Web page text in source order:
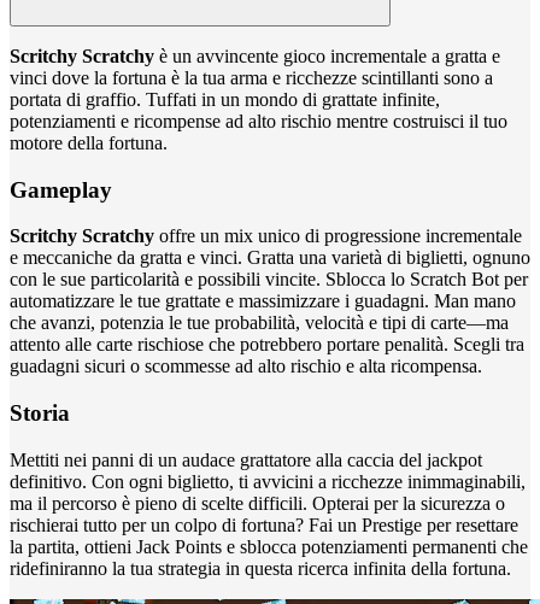
Scritchy Scratchy è un avvincente gioco incrementale a gratta e
vinci dove la fortuna è la tua arma e ricchezze scintillanti sono a
portata di graffio. Tuffati in un mondo di grattate infinite,
potenziamenti e ricompense ad alto rischio mentre costruisci il tuo
motore della fortuna.
Gameplay
Scritchy Scratchy offre un mix unico di progressione incrementale
e meccaniche da gratta e vinci. Gratta una varietà di biglietti, ognuno
con le sue particolarità e possibili vincite. Sblocca lo Scratch Bot per
automatizzare le tue grattate e massimizzare i guadagni. Man mano
che avanzi, potenzia le tue probabilità, velocità e tipi di carte—ma
attento alle carte rischiose che potrebbero portare penalità. Scegli tra
guadagni sicuri o scommesse ad alto rischio e alta ricompensa.
Storia
Mettiti nei panni di un audace grattatore alla caccia del jackpot
definitivo. Con ogni biglietto, ti avvicini a ricchezze inimmaginabili,
ma il percorso è pieno di scelte difficili. Opterai per la sicurezza o
rischierai tutto per un colpo di fortuna? Fai un Prestige per resettare
la partita, ottieni Jack Points e sblocca potenziamenti permanenti che
ridefiniranno la tua strategia in questa ricerca infinita della fortuna.